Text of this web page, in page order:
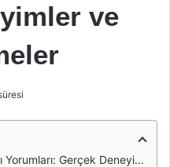
ve
Deneyimler ve Değerlendirmeler